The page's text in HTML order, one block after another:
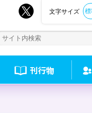
文字サイズ